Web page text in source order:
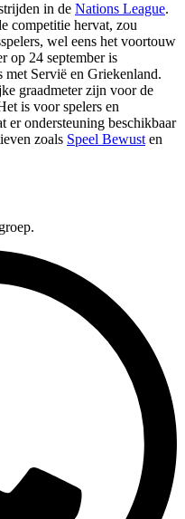
in de Nations League.
competitie hervat, zou
wel eens het voortouw
op 24 september is
Servië en Griekenland.
graadmeter zijn voor de
is voor spelers en
er ondersteuning beschikbaar
zoals Speel Bewust en